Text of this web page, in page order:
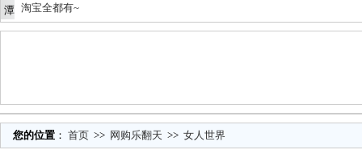
潭 淘宝全都有~
您的位置 ： 首页 >> 网购乐翻天 >> 女人世界